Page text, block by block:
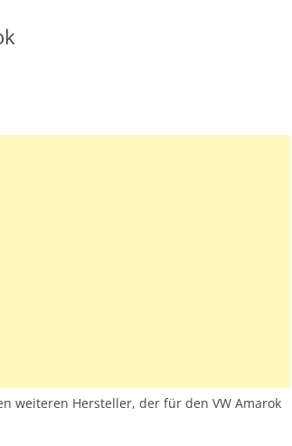
weiteren Hersteller, der für den VW Amarok